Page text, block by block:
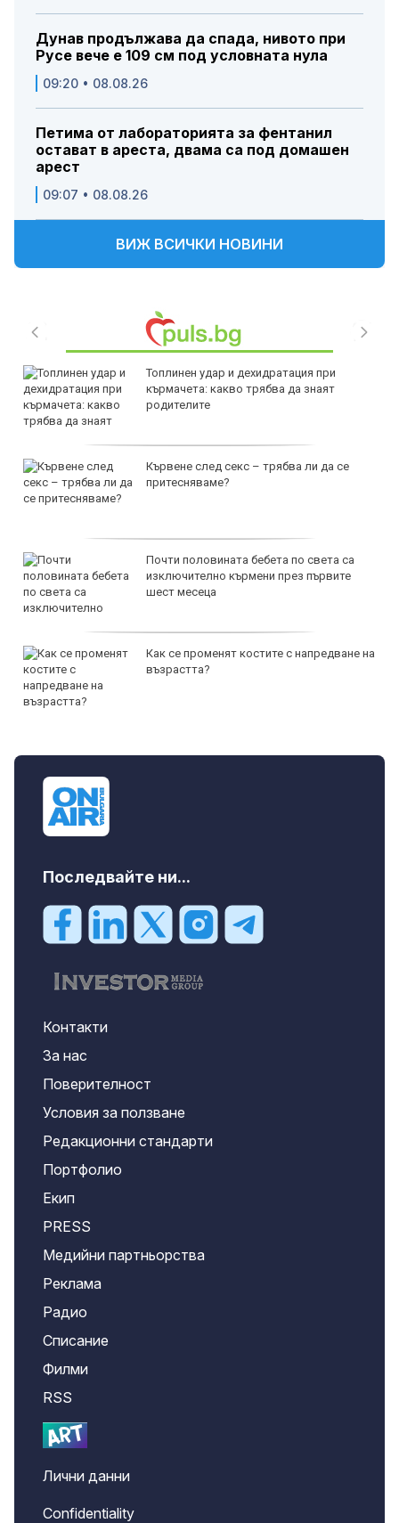
Дунав продължава да спада, нивото при
Русе вече е 109 см под условната нула
09:20 • 08.08.26
Петима от лабораторията за фентанил
остават в ареста, двама са под домашен
арест
09:07 • 08.08.26
ВИЖ ВСИЧКИ НОВИНИ
Топлинен удар и дехидратация при
кърмачета: какво трябва да знаят
родителите
Кървене след секс – трябва ли да се
притесняваме?
Почти половината бебета по света са
изключително кърмени през първите
шест месеца
Как се променят костите с напредване на
възрастта?
Последвайте ни...
Контакти
За нас
Поверителност
Условия за ползване
Редакционни стандарти
Портфолио
Екип
PRESS
Медийни партньорства
Реклама
Радио
Списание
Филми
RSS
Лични данни
Confidentiality